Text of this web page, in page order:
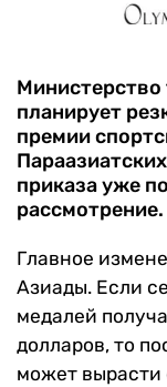
Министерство
планирует
премии
приказа уже
рассмотрение.
Главное
Азиады. Если
медалей
долларов, то
может вырасти